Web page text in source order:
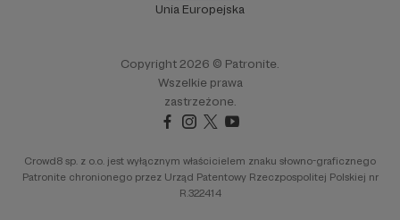
Unia Europejska
Copyright 2026 © Patronite.
Wszelkie prawa
zastrzeżone.
Crowd8 sp. z o.o. jest wyłącznym właścicielem znaku słowno-graficznego
Patronite chronionego przez Urząd Patentowy Rzeczpospolitej Polskiej nr
R.322414